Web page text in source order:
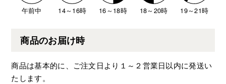
午前中 14～16時 16～18時 18～20時 19～21時
商品のお届け時
商品は基本的に、ご注文日より１～２営業日以内に発送い
たします。